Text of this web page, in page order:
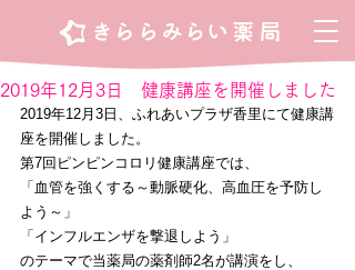
2019年12月3日 健康講座を開催しました
2019年12月3日、ふれあいプラザ香里にて健康講
座を開催しました。
第7回ピンピンコロリ健康講座では、
「血管を強くする～動脈硬化、高血圧を予防し
よう～」
「インフルエンザを撃退しよう」
のテーマで当薬局の薬剤師2名が講演をし、